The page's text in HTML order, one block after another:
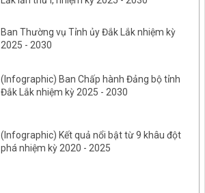
Ban Thường vụ Tỉnh ủy Đắk Lắk nhiệm kỳ
2025 - 2030
(Infographic) Ban Chấp hành Đảng bộ tỉnh
Đắk Lắk nhiệm kỳ 2025 - 2030
(Infographic) Kết quả nổi bật từ 9 khâu đột
phá nhiệm kỳ 2020 - 2025